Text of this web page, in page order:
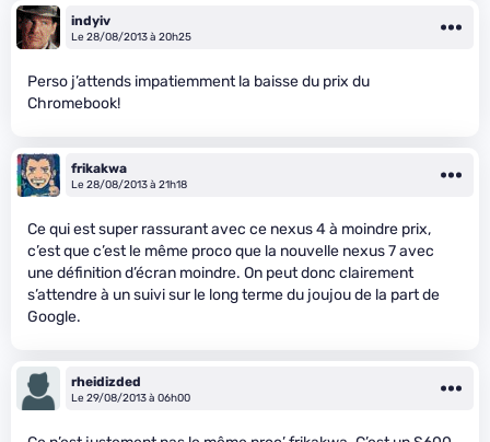
indyiv
Le 28/08/2013 à 20h25
Perso j’attends impatiemment la baisse du prix du
Chromebook!
frikakwa
Le 28/08/2013 à 21h18
Ce qui est super rassurant avec ce nexus 4 à moindre prix,
c’est que c’est le même proco que la nouvelle nexus 7 avec
une définition d’écran moindre. On peut donc clairement
s’attendre à un suivi sur le long terme du joujou de la part de
Google.
rheidizded
Le 29/08/2013 à 06h00